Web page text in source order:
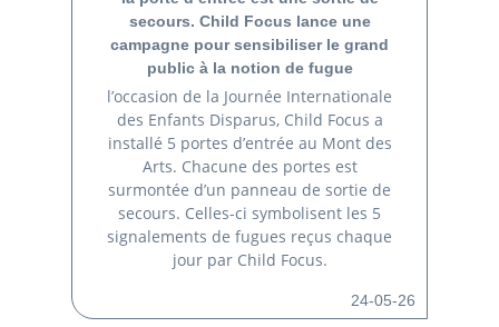
secours. Child Focus lance une
campagne pour sensibiliser le grand
public à la notion de fugue
l’occasion de la Journée Internationale
des Enfants Disparus, Child Focus a
installé 5 portes d’entrée au Mont des
Arts. Chacune des portes est
surmontée d’un panneau de sortie de
secours. Celles-ci symbolisent les 5
signalements de fugues reçus chaque
jour par Child Focus.
24-05-26